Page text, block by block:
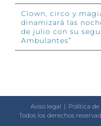
Clown, circo y
dinamizará las
de julio con su
Ambulantes”
Aviso legal | Política
Todos los derechos